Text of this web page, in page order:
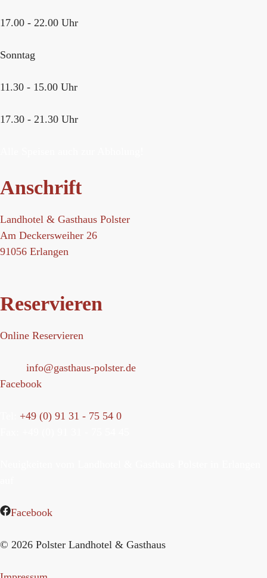
17.00 - 22.00 Uhr
Sonntag
11.30 - 15.00 Uhr
17.30 - 21.30 Uhr
Anschrift
Landhotel & Gasthaus Polster
Am Deckersweiher 26
91056 Erlangen
Reservieren
Online Reservieren
info@gasthaus-polster.de
Facebook
+49 (0) 91 31 - 75 54 0
Facebook
© 2026 Polster Landhotel & Gasthaus